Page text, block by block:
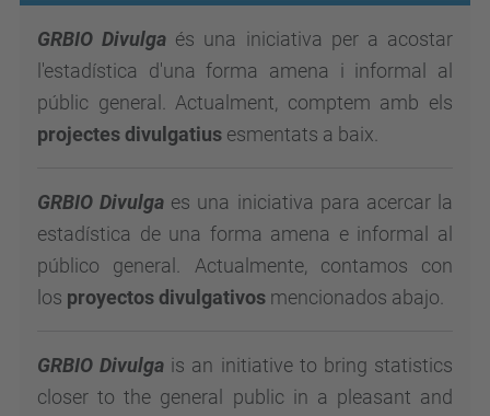
GRBIO Divulga és una iniciativa per a acostar
l'estadística d'una forma amena i informal al
públic general. Actualment, comptem amb els
projectes divulgatius esmentats a baix.
GRBIO Divulga es una iniciativa para acercar la
estadística de una forma amena e informal al
público general. Actualmente, contamos con
los proyectos divulgativos mencionados abajo.
GRBIO Divulga is an initiative to bring statistics
closer to the general public in a pleasant and